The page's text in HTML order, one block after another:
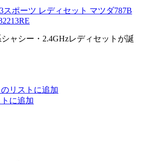
スポーツ レディセット マツダ787B
ャシー・2.4GHzレディセットが誕
リストに追加
に追加